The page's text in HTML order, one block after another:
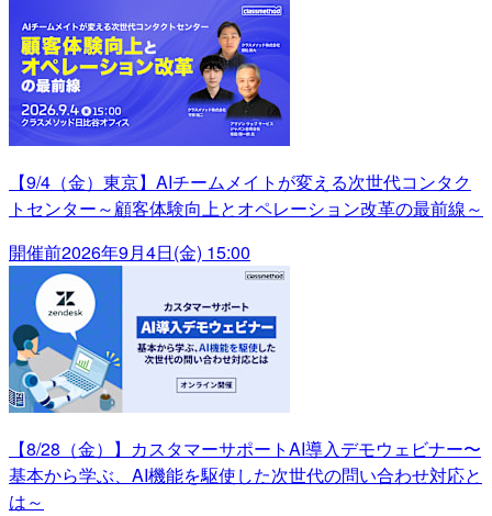
【9/4（金）東京】AIチームメイトが変える次世代コンタク
トセンター～顧客体験向上とオペレーション改革の最前線～
開催前2026年9月4日(金) 15:00
【8/28（金）】カスタマーサポートAI導入デモウェビナー〜
基本から学ぶ、AI機能を駆使した次世代の問い合わせ対応と
は～